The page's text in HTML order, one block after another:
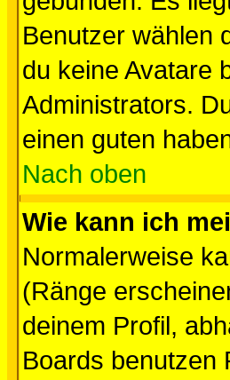
Benutzer wählen
du keine Avatare
Administrators.
einen guten
Nach oben
Wie kann ich
Normalerweise
(Ränge
deinem Profil,
Boards benutzen